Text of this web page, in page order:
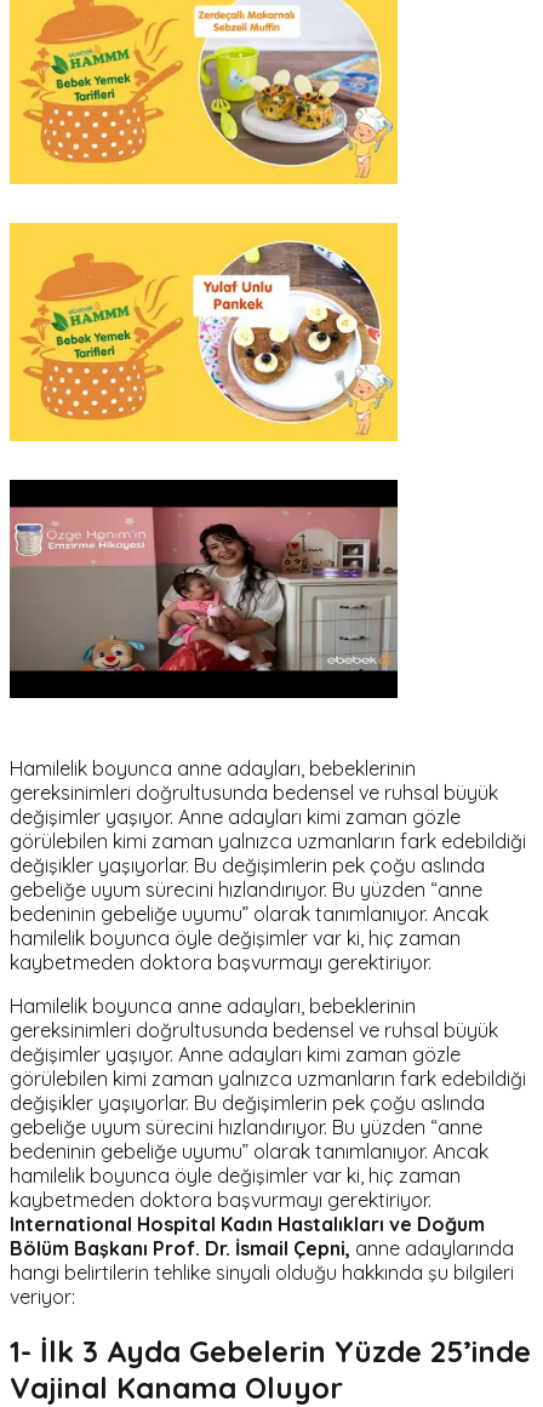
Hamilelik boyunca anne adayları, bebeklerinin
gereksinimleri doğrultusunda bedensel ve ruhsal büyük
değişimler yaşıyor. Anne adayları kimi zaman gözle
görülebilen kimi zaman yalnızca uzmanların fark edebildiği
değişikler yaşıyorlar. Bu değişimlerin pek çoğu aslında
gebeliğe uyum sürecini hızlandırıyor. Bu yüzden “anne
bedeninin gebeliğe uyumu” olarak tanımlanıyor. Ancak
hamilelik boyunca öyle değişimler var ki, hiç zaman
kaybetmeden doktora başvurmayı gerektiriyor.
Hamilelik boyunca anne adayları, bebeklerinin
gereksinimleri doğrultusunda bedensel ve ruhsal büyük
değişimler yaşıyor. Anne adayları kimi zaman gözle
görülebilen kimi zaman yalnızca uzmanların fark edebildiği
değişikler yaşıyorlar. Bu değişimlerin pek çoğu aslında
gebeliğe uyum sürecini hızlandırıyor. Bu yüzden “anne
bedeninin gebeliğe uyumu” olarak tanımlanıyor. Ancak
hamilelik boyunca öyle değişimler var ki, hiç zaman
kaybetmeden doktora başvurmayı gerektiriyor.
International Hospital Kadın Hastalıkları ve Doğum
Bölüm Başkanı Prof. Dr. İsmail Çepni, anne adaylarında
hangi belirtilerin tehlike sinyali olduğu hakkında şu bilgileri
veriyor:
1- İlk 3 Ayda Gebelerin Yüzde 25’inde
Vajinal Kanama Oluyor